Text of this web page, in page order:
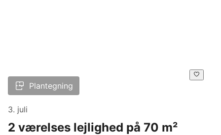
Plantegning
3. juli
2 værelses lejlighed på 70 m²